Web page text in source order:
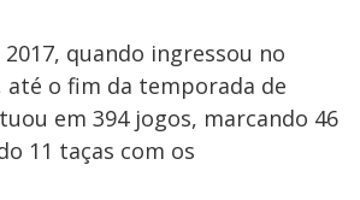
quando ingressou no
até o fim da temporada de
em 394 jogos, marcando 46
11 taças com os